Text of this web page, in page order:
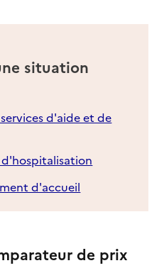
situation
d'aide et de
d'hospitalisation
d'accueil
de prix